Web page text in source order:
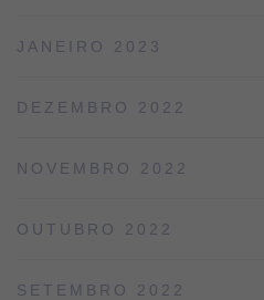
JANEIRO 2023
DEZEMBRO 2022
NOVEMBRO 2022
OUTUBRO 2022
SETEMBRO 2022